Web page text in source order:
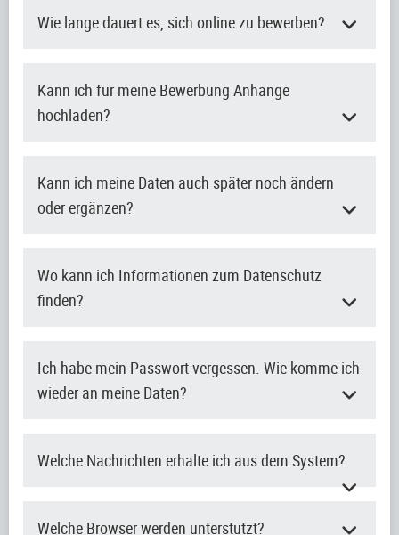
Wie lange dauert es, sich online zu bewerben?
Kann ich für meine Bewerbung Anhänge
hochladen?
Kann ich meine Daten auch später noch ändern
oder ergänzen?
Wo kann ich Informationen zum Datenschutz
finden?
Ich habe mein Passwort vergessen. Wie komme ich
wieder an meine Daten?
Welche Nachrichten erhalte ich aus dem System?
Welche Browser werden unterstützt?